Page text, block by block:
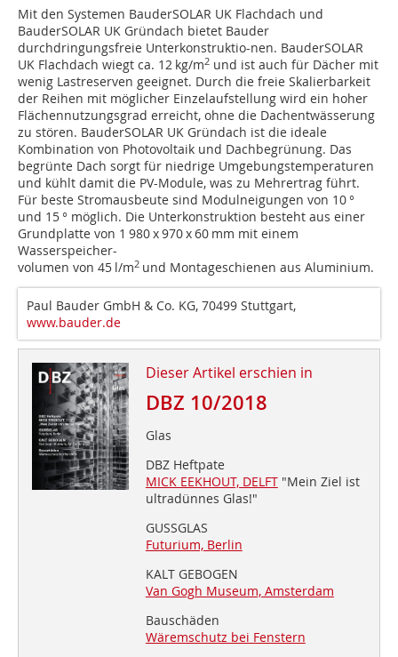
Mit den Systemen BauderSOLAR UK Flachdach und
BauderSOLAR UK Gründach bietet Bauder
durchdringungsfreie Unterkonstruktio-nen. BauderSOLAR
UK Flachdach wiegt ca. 12 kg/m2 und ist auch für Dächer mit
wenig Lastreserven geeignet. Durch die freie Skalierbarkeit
der Reihen mit möglicher Einzelaufstellung wird ein hoher
Flächennutzungsgrad erreicht, ohne die Dachentwässerung
zu stören. BauderSOLAR UK Gründach ist die ideale
Kombination von Photovoltaik und Dachbegrünung. Das
begrünte Dach sorgt für niedrige Umgebungstemperaturen
und kühlt damit die PV-Module, was zu Mehrertrag führt.
Für beste Stromausbeute sind Modulneigungen von 10 °
und 15 ° möglich. Die Unterkonstruktion besteht aus einer
Grundplatte von 1 980 x 970 x 60 mm mit einem
Wasserspeicher-
volumen von 45 l/m2 und Montageschienen aus Aluminium.
Paul Bauder GmbH & Co. KG, 70499 Stuttgart,
www.bauder.de
Dieser Artikel erschien in
DBZ 10/2018
Glas
DBZ Heftpate
MICK EEKHOUT, DELFT"Mein Ziel ist
ultradünnes Glas!"
GUSSGLAS
Futurium, Berlin
KALT GEBOGEN
Van Gogh Museum, Amsterdam
Bauschäden
Wäremschutz bei Fenstern